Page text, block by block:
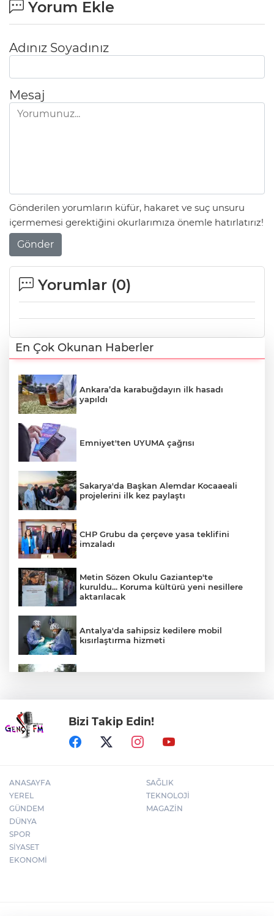
Yorum Ekle
Adınız Soyadınız
Mesaj
Gönderilen yorumların küfür, hakaret ve suç unsuru
içermemesi gerektiğini okurlarımıza önemle hatırlatırız!
Gönder
Yorumlar (0)
En Çok Okunan Haberler
Ankara’da karabuğdayın ilk hasadı
yapıldı
Emniyet'ten UYUMA çağrısı
Sakarya'da Başkan Alemdar Kocaaeali
projelerini ilk kez paylaştı
CHP Grubu da çerçeve yasa teklifini
imzaladı
Metin Sözen Okulu Gaziantep'te
kuruldu... Koruma kültürü yeni nesillere
aktarılacak
Antalya'da sahipsiz kedilere mobil
kısırlaştırma hizmeti
Üsküdar’da Başkan Vekili seçimi krizi!
Geçersiz oy tartışması çıktı
Bizi Takip Edin!
ANASAYFA
YEREL
GÜNDEM
DÜNYA
SPOR
SİYASET
EKONOMİ
SAĞLIK
TEKNOLOJİ
MAGAZİN